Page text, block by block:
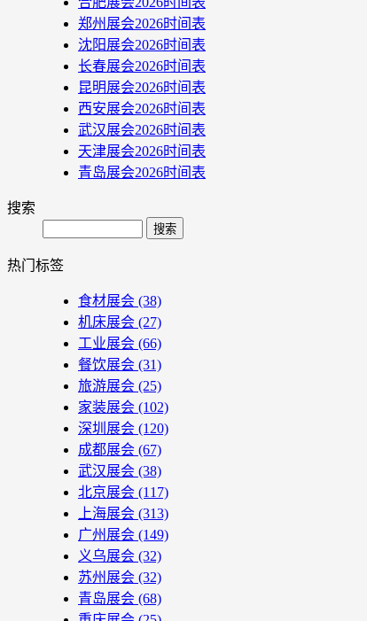
郑州展会2026时间表
沈阳展会2026时间表
长春展会2026时间表
昆明展会2026时间表
西安展会2026时间表
武汉展会2026时间表
天津展会2026时间表
青岛展会2026时间表
搜索
Search
热门标签
食材展会 (38)
机床展会 (27)
工业展会 (66)
餐饮展会 (31)
旅游展会 (25)
家装展会 (102)
深圳展会 (120)
成都展会 (67)
武汉展会 (38)
北京展会 (117)
上海展会 (313)
广州展会 (149)
义乌展会 (32)
苏州展会 (32)
青岛展会 (68)